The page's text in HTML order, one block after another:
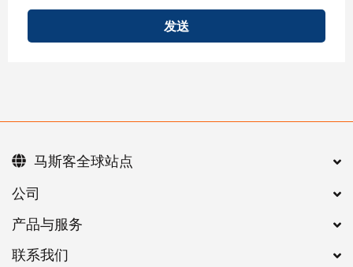
发送
公司
产品与服务
联系我们
马斯客全球站点